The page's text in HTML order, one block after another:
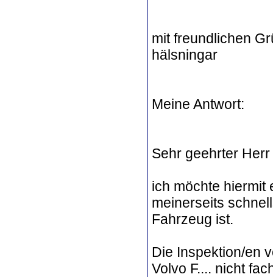
mit freundlichen
hälsningar
Meine Antwort:
Sehr geehrter Herr
ich möchte hiermit
meinerseits
Fahrzeug ist.
Die Inspektion/en
Volvo F.... nicht